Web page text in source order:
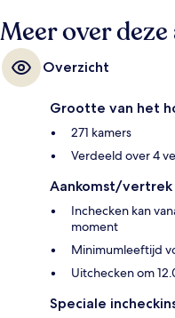
Meer over
Overzicht
Grootte van het
271 kamers
Verdeeld over 4
Aankomst/vertrek
Inchecken kan
moment
Minimumleeftijd
Uitchecken om
Speciale